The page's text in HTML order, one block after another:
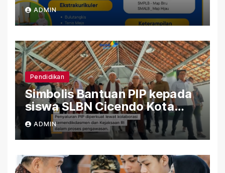
ADMIN
Pendidikan
Simbolis Bantuan PIP kepada
siswa SLBN Cicendo Kota
Bandung
ADMIN